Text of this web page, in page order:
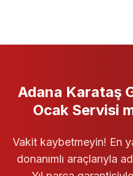
Adana Karataş
Ocak Servisi
Vakit kaybetmeyin! En
donanımlı araçlarıyla